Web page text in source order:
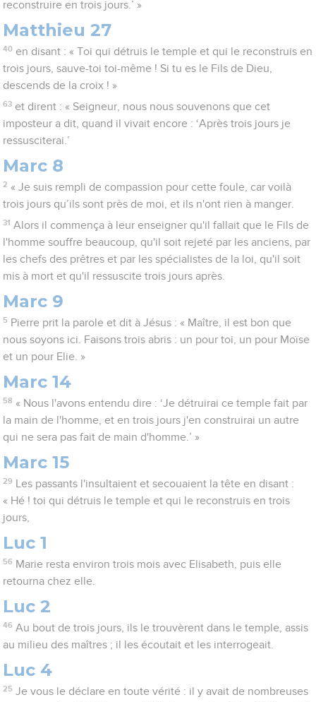
reconstruire en trois jours.’ »
Matthieu 27
40 en disant : « Toi qui détruis le temple et qui le reconstruis en
trois jours, sauve-toi toi-même ! Si tu es le Fils de Dieu,
descends de la croix ! »
63 et dirent : « Seigneur, nous nous souvenons que cet
imposteur a dit, quand il vivait encore : ‘Après trois jours je
ressusciterai.’
Marc 8
2 « Je suis rempli de compassion pour cette foule, car voilà
trois jours qu’ils sont près de moi, et ils n'ont rien à manger.
31 Alors il commença à leur enseigner qu'il fallait que le Fils de
l'homme souffre beaucoup, qu'il soit rejeté par les anciens, par
les chefs des prêtres et par les spécialistes de la loi, qu'il soit
mis à mort et qu'il ressuscite trois jours après.
Marc 9
5 Pierre prit la parole et dit à Jésus : « Maître, il est bon que
nous soyons ici. Faisons trois abris : un pour toi, un pour Moïse
et un pour Elie. »
Marc 14
58 « Nous l'avons entendu dire : ‘Je détruirai ce temple fait par
la main de l'homme, et en trois jours j'en construirai un autre
qui ne sera pas fait de main d'homme.’ »
Marc 15
29
Les passants l'insultaient et secouaient la tête en disant :
« Hé ! toi qui détruis le temple et qui le reconstruis en trois
jours,
Luc 1
56 Marie resta environ trois mois avec Elisabeth, puis elle
retourna chez elle.
Luc 2
46 Au bout de trois jours, ils le trouvèrent dans le temple, assis
au milieu des maîtres ; il les écoutait et les interrogeait.
Luc 4
25 Je vous le déclare en toute vérité : il y avait de nombreuses